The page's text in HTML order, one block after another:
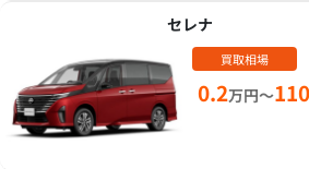
セレナ
買取相場
0.2万円～